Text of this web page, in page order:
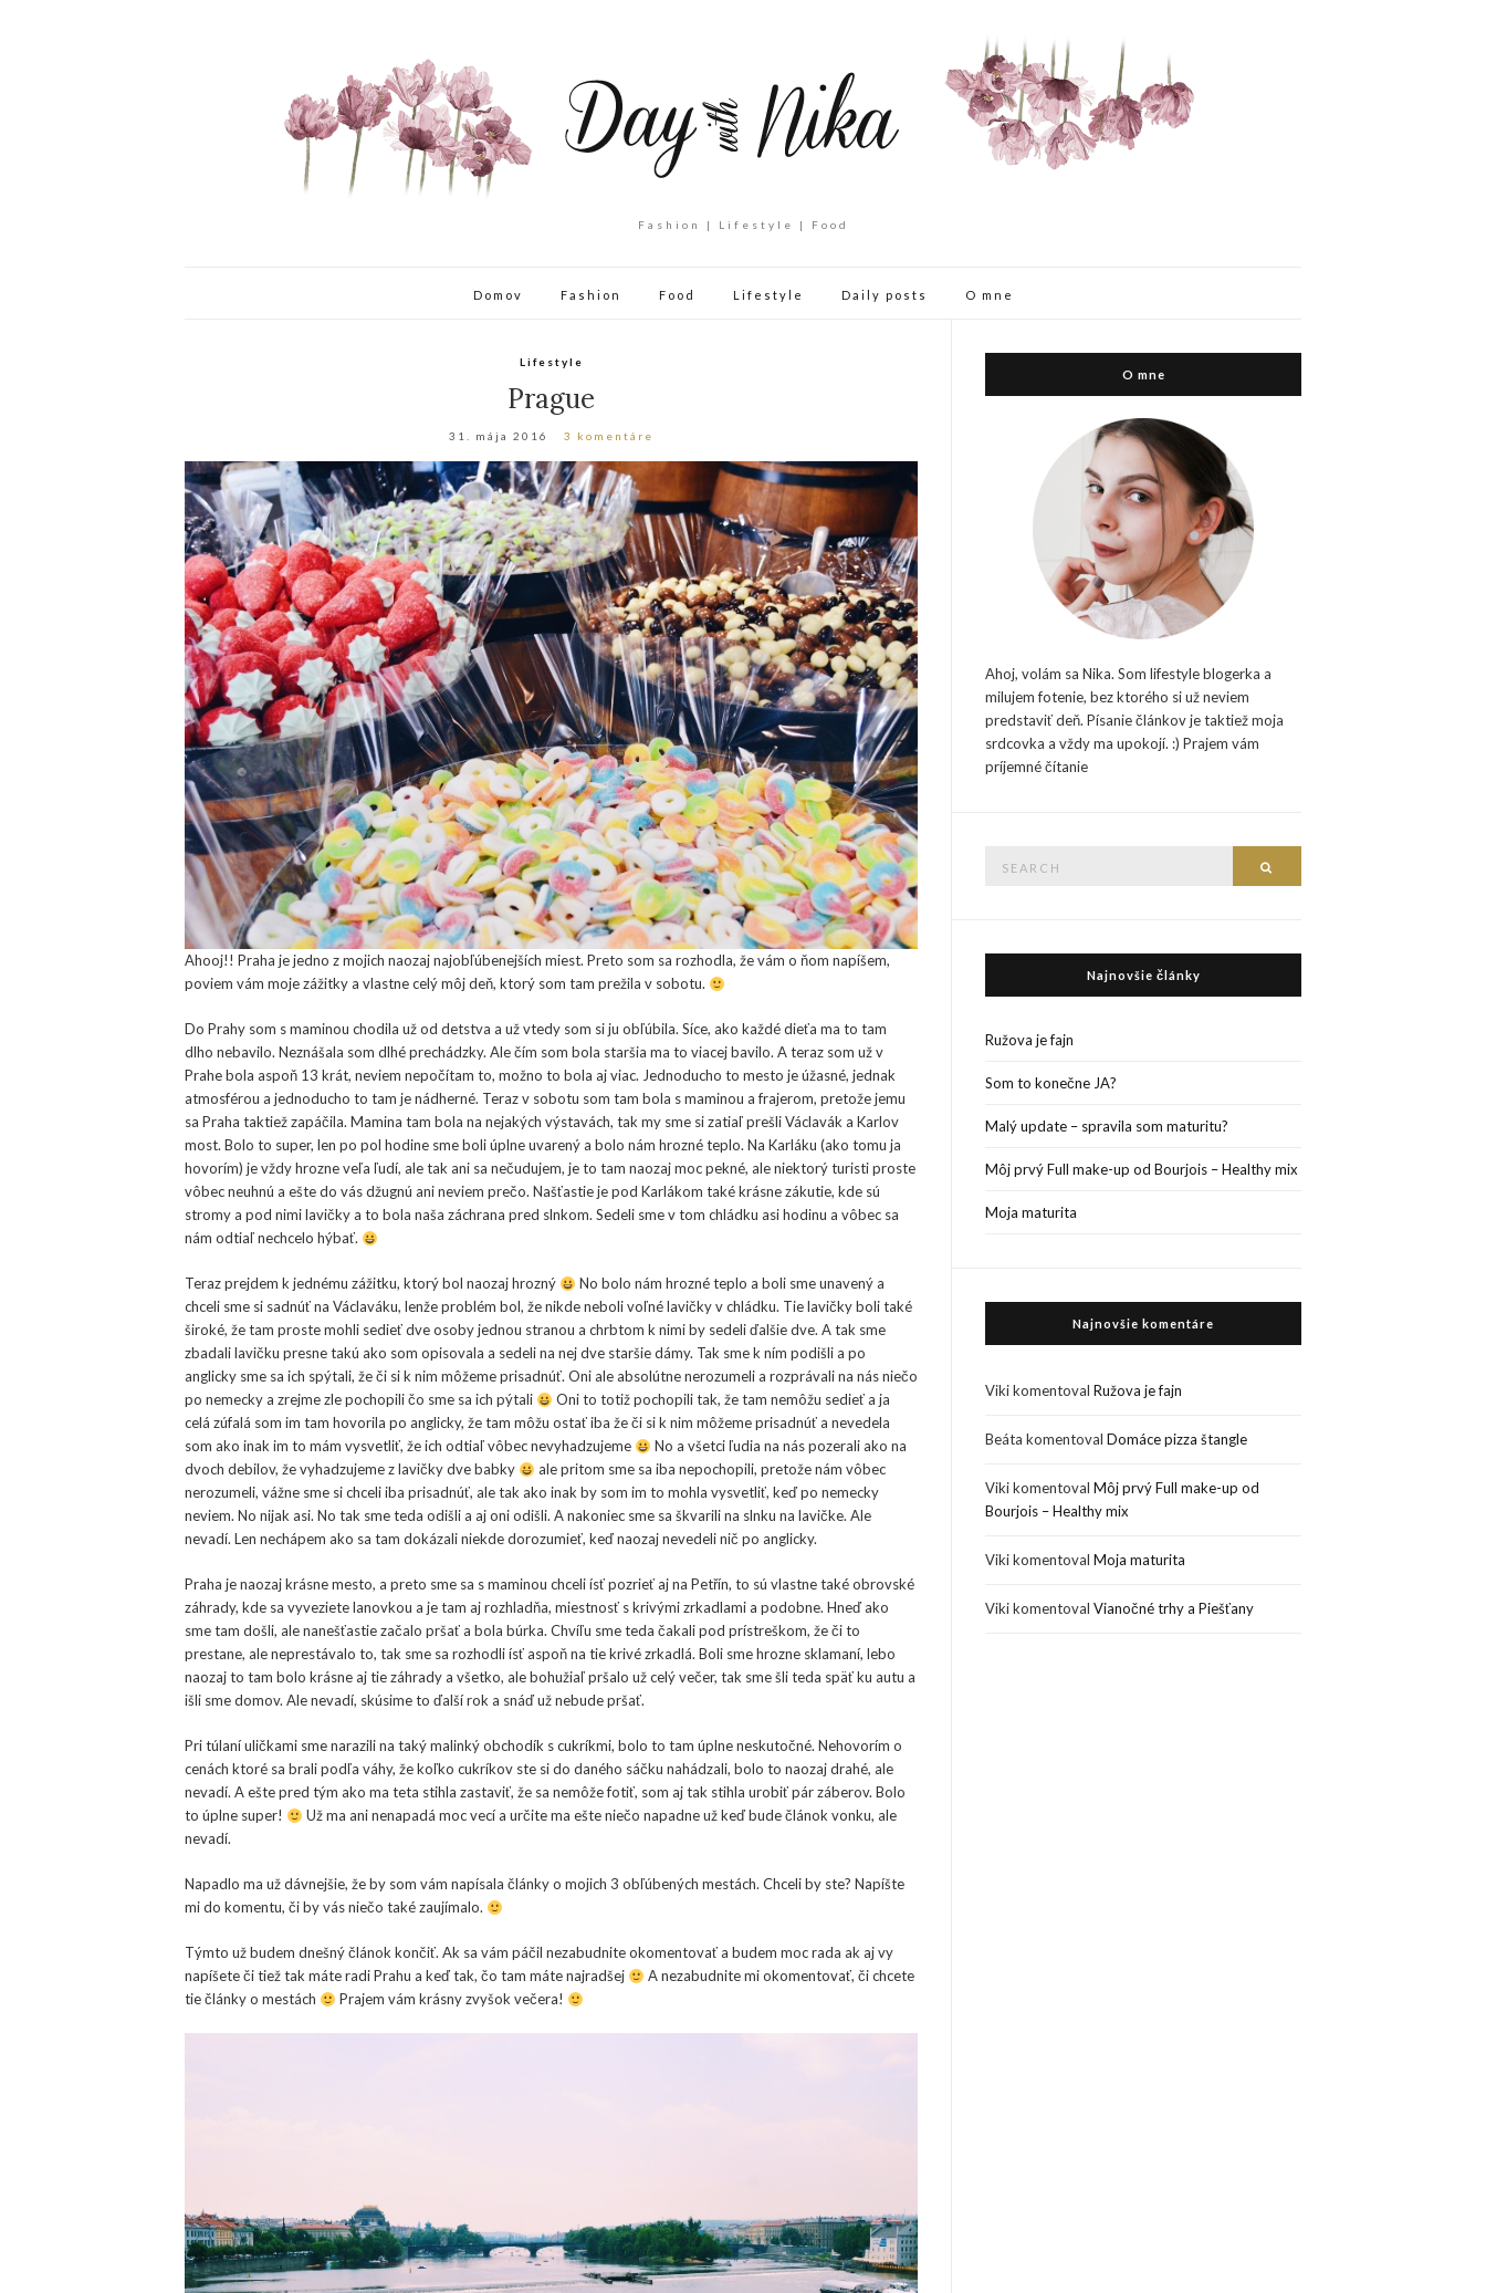
Fashion | Lifestyle | Food
Domov Fashion Food Lifestyle Daily posts O mne
Lifestyle
Prague
31. mája 2016 3 komentáre
Ahooj!! Praha je jedno z mojich naozaj najobľúbenejších miest. Preto som sa rozhodla, že vám o ňom napíšem,
poviem vám moje zážitky a vlastne celý môj deň, ktorý som tam prežila v sobotu.
Do Prahy som s maminou chodila už od detstva a už vtedy som si ju obľúbila. Síce, ako každé dieťa ma to tam
dlho nebavilo. Neznášala som dlhé prechádzky. Ale čím som bola staršia ma to viacej bavilo. A teraz som už v
Prahe bola aspoň 13 krát, neviem nepočítam to, možno to bola aj viac. Jednoducho to mesto je úžasné, jednak
atmosférou a jednoducho to tam je nádherné. Teraz v sobotu som tam bola s maminou a frajerom, pretože jemu
sa Praha taktiež zapáčila. Mamina tam bola na nejakých výstavách, tak my sme si zatiaľ prešli Václavák a Karlov
most. Bolo to super, len po pol hodine sme boli úplne uvarený a bolo nám hrozné teplo. Na Karláku (ako tomu ja
hovorím) je vždy hrozne veľa ľudí, ale tak ani sa nečudujem, je to tam naozaj moc pekné, ale niektorý turisti proste
vôbec neuhnú a ešte do vás džugnú ani neviem prečo. Našťastie je pod Karlákom také krásne zákutie, kde sú
stromy a pod nimi lavičky a to bola naša záchrana pred slnkom. Sedeli sme v tom chládku asi hodinu a vôbec sa
nám odtiaľ nechcelo hýbať.
Teraz prejdem k jednému zážitku, ktorý bol naozaj hrozný
No bolo nám hrozné teplo a boli sme unavený a
chceli sme si sadnúť na Václaváku, lenže problém bol, že nikde neboli voľné lavičky v chládku. Tie lavičky boli také
široké, že tam proste mohli sedieť dve osoby jednou stranou a chrbtom k nimi by sedeli ďalšie dve. A tak sme
zbadali lavičku presne takú ako som opisovala a sedeli na nej dve staršie dámy. Tak sme k ním podišli a po
anglicky sme sa ich spýtali, že či si k nim môžeme prisadnúť. Oni ale absolútne nerozumeli a rozprávali na nás niečo
po nemecky a zrejme zle pochopili čo sme sa ich pýtali
Oni to totiž pochopili tak, že tam nemôžu sedieť a ja
celá zúfalá som im tam hovorila po anglicky, že tam môžu ostať iba že či si k nim môžeme prisadnúť a nevedela
som ako inak im to mám vysvetliť, že ich odtiaľ vôbec nevyhadzujeme
No a všetci ľudia na nás pozerali ako na
dvoch debilov, že vyhadzujeme z lavičky dve babky
ale pritom sme sa iba nepochopili, pretože nám vôbec
nerozumeli, vážne sme si chceli iba prisadnúť, ale tak ako inak by som im to mohla vysvetliť, keď po nemecky
neviem. No nijak asi. No tak sme teda odišli a aj oni odišli. A nakoniec sme sa škvarili na slnku na lavičke. Ale
nevadí. Len nechápem ako sa tam dokázali niekde dorozumieť, keď naozaj nevedeli nič po anglicky.
Praha je naozaj krásne mesto, a preto sme sa s maminou chceli ísť pozrieť aj na Petřín, to sú vlastne také obrovské
záhrady, kde sa vyveziete lanovkou a je tam aj rozhladňa, miestnosť s krivými zrkadlami a podobne. Hneď ako
sme tam došli, ale nanešťastie začalo pršať a bola búrka. Chvíľu sme teda čakali pod prístreškom, že či to
prestane, ale neprestávalo to, tak sme sa rozhodli ísť aspoň na tie krivé zrkadlá. Boli sme hrozne sklamaní, lebo
naozaj to tam bolo krásne aj tie záhrady a všetko, ale bohužiaľ pršalo už celý večer, tak sme šli teda späť ku autu a
išli sme domov. Ale nevadí, skúsime to ďalší rok a snáď už nebude pršať.
Pri túlaní uličkami sme narazili na taký malinký obchodík s cukríkmi, bolo to tam úplne neskutočné. Nehovorím o
cenách ktoré sa brali podľa váhy, že koľko cukríkov ste si do daného sáčku nahádzali, bolo to naozaj drahé, ale
nevadí. A ešte pred tým ako ma teta stihla zastaviť, že sa nemôže fotiť, som aj tak stihla urobiť pár záberov. Bolo
to úplne super!
Už ma ani nenapadá moc vecí a určite ma ešte niečo napadne už keď bude článok vonku, ale
nevadí.
Napadlo ma už dávnejšie, že by som vám napísala články o mojich 3 obľúbených mestách. Chceli by ste? Napíšte
mi do komentu, či by vás niečo také zaujímalo.
Týmto už budem dnešný článok končiť. Ak sa vám páčil nezabudnite okomentovať a budem moc rada ak aj vy
napíšete či tiež tak máte radi Prahu a keď tak, čo tam máte najradšej
A nezabudnite mi okomentovať, či chcete
tie články o mestách
Prajem vám krásny zvyšok večera!
O mne
Ahoj, volám sa Nika. Som lifestyle blogerka a
milujem fotenie, bez ktorého si už neviem
predstaviť deň. Písanie článkov je taktiež moja
srdcovka a vždy ma upokojí. :) Prajem vám
príjemné čítanie
Najnovšie články
Ružova je fajn
Som to konečne JA?
Malý update – spravila som maturitu?
Môj prvý Full make-up od Bourjois – Healthy mix
Moja maturita
Najnovšie komentáre
VikikomentovalRužova je fajn
Beáta komentovalDomáce pizza štangle
VikikomentovalMôj prvý Full make-up od
Bourjois – Healthy mix
VikikomentovalMoja maturita
VikikomentovalVianočné trhy a Piešťany